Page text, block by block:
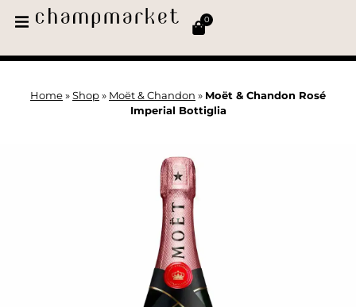
0
Home » Shop » Moët & Chandon » Moët & Chandon Rosé
Imperial Bottiglia